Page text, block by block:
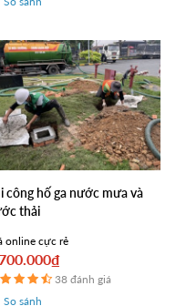
công hố ga nước mưa và
thải
online cực rẻ
38 đánh giá